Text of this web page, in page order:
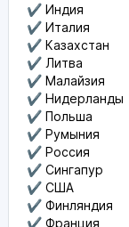
✔️ Индия
✔️ Италия
✔️ Казахстан
✔️ Литва
✔️ Малайзия
✔️ Нидерланды
✔️ Польша
✔️ Румыния
✔️ Россия
✔️ Сингапур
✔️ США
✔️ Финляндия
✔️ Франция